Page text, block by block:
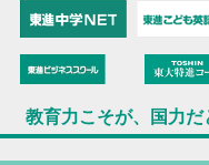
教育力こそが、国力だ